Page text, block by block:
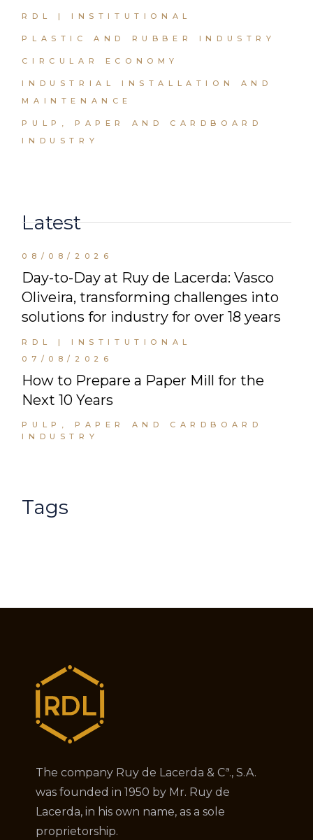
RDL | INSTITUTIONAL
PLASTIC AND RUBBER INDUSTRY
CIRCULAR ECONOMY
INDUSTRIAL INSTALLATION AND
MAINTENANCE
PULP, PAPER AND CARDBOARD
INDUSTRY
Latest
08/08/2026
Day-to-Day at Ruy de Lacerda: Vasco
Oliveira, transforming challenges into
solutions for industry for over 18 years
RDL | INSTITUTIONAL
07/08/2026
How to Prepare a Paper Mill for the
Next 10 Years
PULP, PAPER AND CARDBOARD
INDUSTRY
Tags
The company Ruy de Lacerda & Cª., S.A.
was founded in 1950 by Mr. Ruy de
Lacerda, in his own name, as a sole
proprietorship.